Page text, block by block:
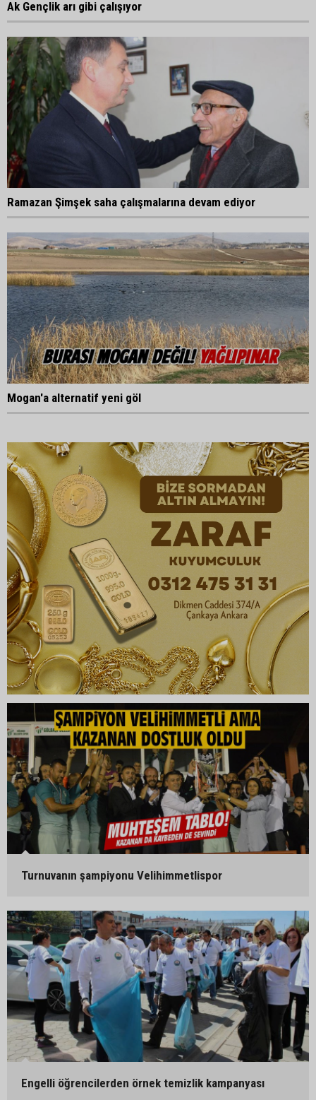
Ak Gençlik arı gibi çalışıyor
Ramazan Şimşek saha çalışmalarına devam ediyor
Mogan'a alternatif yeni göl
Turnuvanın şampiyonu Velihimmetlispor
Engelli öğrencilerden örnek temizlik kampanyası